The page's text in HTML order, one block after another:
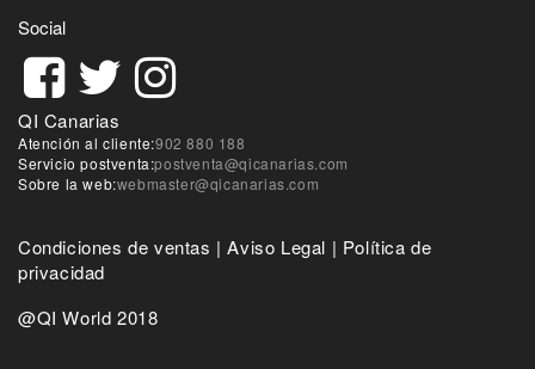
Social
QI Canarias
Atención al cliente:902 880 188
Servicio postventa:postventa@qicanarias.com
Sobre la web:webmaster@qicanarias.com
Condiciones de ventas |Aviso Legal | Política de
privacidad
@QI World 2018